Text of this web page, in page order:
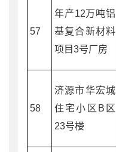
57
年产12万吨铝
基复合新材料
项目3号厂房
58
济源市华宏城
住宅小区B区
23号楼